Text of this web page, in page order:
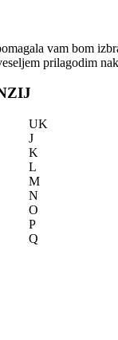
vam bom
prilagodim
UK
J
K
L
M
N
O
P
Q